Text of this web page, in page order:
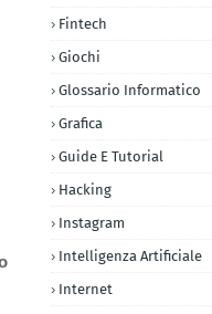
Fintech
Giochi
Glossario Informatico
Grafica
Guide E Tutorial
Hacking
Instagram
Intelligenza Artificiale
Internet